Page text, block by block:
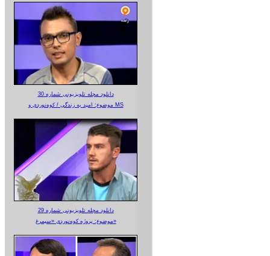
دانلود مجله تلویزیونی شماره 30
موضوع: امید به زندگی / کوه‌نوردی و MS
دانلود مجله تلویزیونی شماره 29
موضوع: پروژه کوه‌نوردی «سیمرغ»